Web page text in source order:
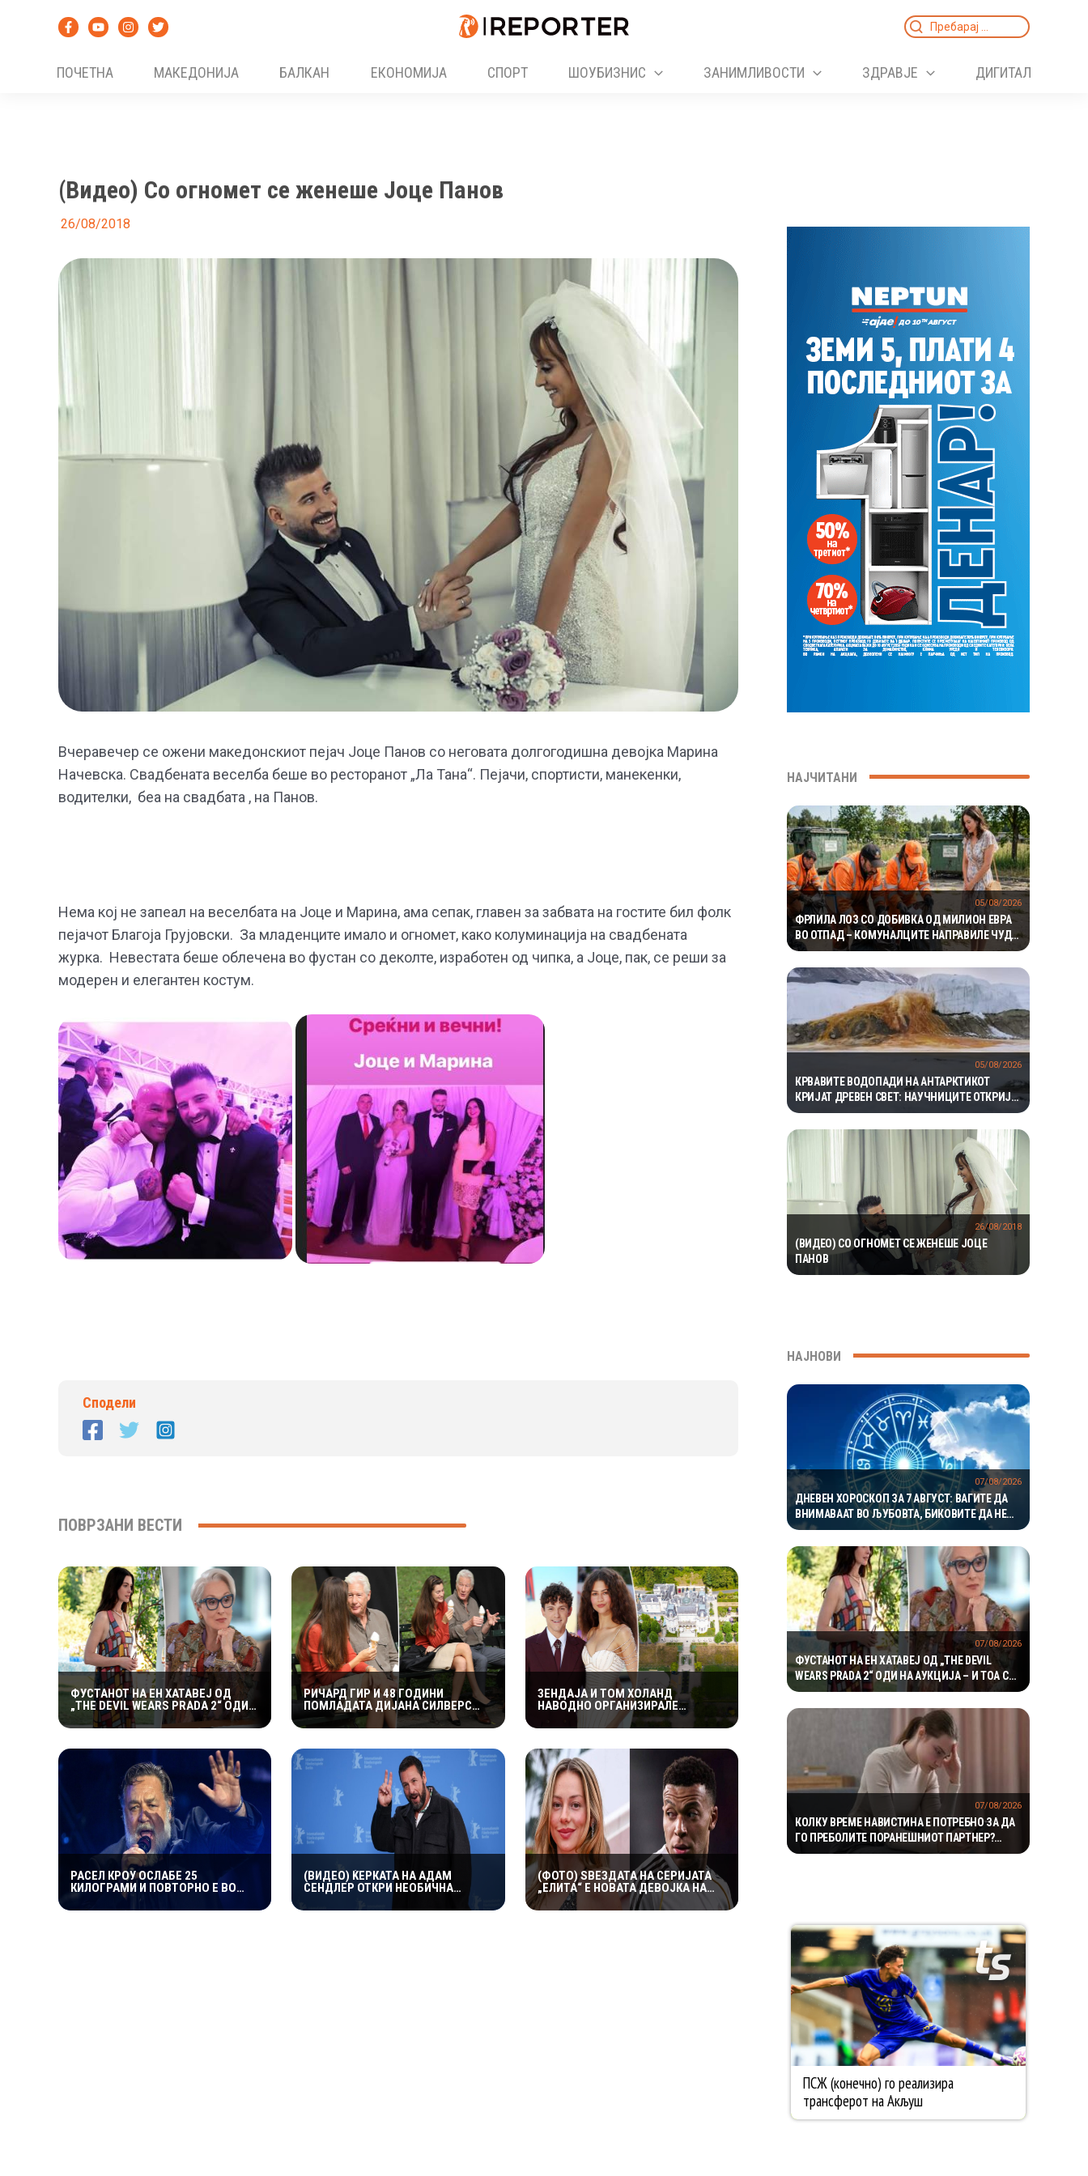
Search
ПОЧЕТНА
МАКЕДОНИЈА БАЛКАН ЕКОНОМИЈА СПОРТ ШОУБИЗНИС ЗАНИМЛИВОСТИ ЗДРАВЈЕ ДИГИТАЛ
(Видео) Со огномет се женеше Јоце Панов
26/08/2018
Вчеравечер се ожени македонскиот пејач Јоце Панов со неговата долгогодишна девојка Марина
Начевска. Свадбената веселба беше во ресторанот „Ла Тана“. Пејачи, спортисти, манекенки,
водителки, беа на свадбата , на Панов.
Нема кој не запеал на веселбата на Јоце и Марина, ама сепак, главен за забвата на гостите бил фолк
пејачот Благоја Грујовски. За младенците имало и огномет, како колуминација на свадбената
журка. Невестата беше облечена во фустан со деколте, изработен од чипка, а Јоце, пак, се реши за
модерен и елегантен костум.
Сподели
ПОВРЗАНИ ВЕСТИ
ФУСТАНОТ НА ЕН ХАТАВЕЈ ОД
„THE DEVIL WEARS PRADA 2“ ОДИ
НА АУКЦИЈА – И ТОА СО ДАМКИТЕ
ОД СНИМАЊЕТО
РИЧАРД ГИР И 48 ГОДИНИ
ПОМЛАДАТА ДИЈАНА СИЛВЕРС
СНИМААТ РОМАНСА ВО ЊУЈОРК
ЗЕНДАЈА И ТОМ ХОЛАНД
НАВОДНО ОРГАНИЗИРАЛЕ
ПРИВАТНА СВАДБЕНА ПРОСЛАВА
ВО АНГЛИЈА, ОТКАКО ТАЈНО СЕ
РАСЕЛ КРОУ ОСЛАБЕ 25
КИЛОГРАМИ И ПОВТОРНО Е ВО
ВРВНА ФОРМА: НА 62 ГОДИНИ ГО
ВООДУШЕВИ ИЗГЛЕДОТ
(ВИДЕО) ЌЕРКАТА НА АДАМ
СЕНДЛЕР ОТКРИ НЕОБИЧНА
НАВИКА НА СЛАВНИОТ АКТЕР: ВО
БАЗЕН ВЛЕГУВА СО ЧОРАПИ, А
(ФОТО) ЅВЕЗДАТА НА СЕРИЈАТА
„ЕЛИТА“ Е НОВАТА ДЕВОЈКА НА
МБАПЕ? ЗАЕДНИЧКИТЕ
ФОТОГРАФИИ ГИ РАЗГОРЕА
НАЈЧИТАНИ
ФРЛИЛА ЛОЗ СО ДОБИВКА ОД МИЛИОН ЕВРА
ВО ОТПАД – КОМУНАЛЦИТЕ НАПРАВИЛЕ ЧУДО
ЗА ДА ГО ПРОНАЈДАТ
05/08/2026
КРВАВИТЕ ВОДОПАДИ НА АНТАРКТИКОТ
КРИЈАТ ДРЕВЕН СВЕТ: НАУЧНИЦИТЕ ОТКРИЈА
ЕКОСИСТЕМ ИЗОЛИРАН ПОВЕЌЕ ОД 1,5
МИЛИОНИ ГОДИНИ
05/08/2026
(ВИДЕО) СО ОГНОМЕТ СЕ ЖЕНЕШЕ ЈОЦЕ
ПАНОВ
26/08/2018
НАЈНОВИ
ДНЕВЕН ХОРОСКОП ЗА 7 АВГУСТ: ВАГИТЕ ДА
ВНИМАВААТ ВО ЉУБОВТА, БИКОВИТЕ ДА НЕ
РИЗИКУВААТ НА РАБОТА
07/08/2026
ФУСТАНОТ НА ЕН ХАТАВЕЈ ОД „THE DEVIL
WEARS PRADA 2“ ОДИ НА АУКЦИЈА – И ТОА СО
ДАМКИТЕ ОД СНИМАЊЕТО
07/08/2026
КОЛКУ ВРЕМЕ НАВИСТИНА Е ПОТРЕБНО ЗА ДА
ГО ПРЕБОЛИТЕ ПОРАНЕШНИОТ ПАРТНЕР?
„ПРАВИЛОТО БЕЗ КОНТАКТ“ НЕ Е МАГИЧНА
07/08/2026